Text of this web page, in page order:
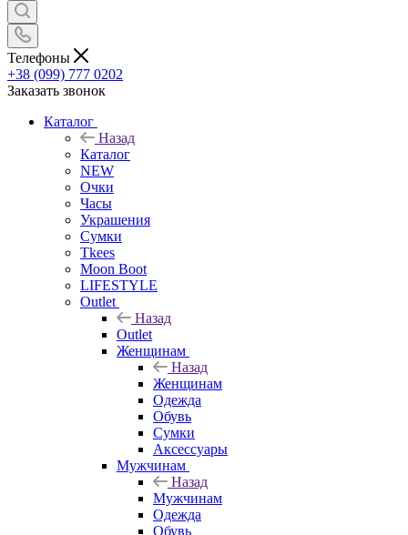
Телефоны
+38 (099) 777 0202
Заказать звонок
Каталог
Назад
Каталог
NEW
Очки
Часы
Украшения
Сумки
Tkees
Moon Boot
LIFESTYLE
Outlet
Назад
Outlet
Женщинам
Назад
Женщинам
Одежда
Обувь
Сумки
Аксессуары
Мужчинам
Назад
Мужчинам
Одежда
Обувь